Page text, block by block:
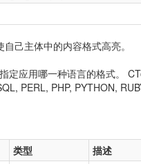
己主体中的内容格式高亮。
定应用哪一种语言的格式。
PERL, PHP, PYTHON,
类型 描述